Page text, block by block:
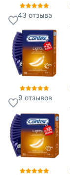
43 отзыва
9 отзывов